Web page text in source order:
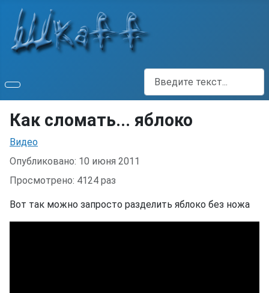
Поиск
Как сломать... яблоко
Информация о материале
Видео
Опубликовано: 10 июня 2011
Просмотрено: 4124 раз
Вот так можно запросто разделить яблоко без ножа